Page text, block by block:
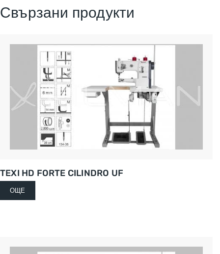
Свързани продукти
TEXI HD FORTE CILINDRO UF
ОЩЕ